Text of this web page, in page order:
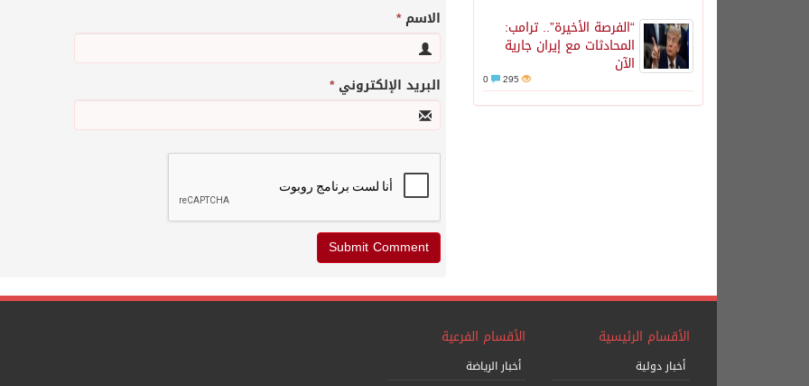
“الفرصة الأخيرة”.. ترامب:
المحادثات مع إيران جارية
الآن
295
الاسم*
البريد الإلكتروني*
الأقسام الرئيسية
أخبار دولية
الأقسام الفرعية
أخبار الرياضة